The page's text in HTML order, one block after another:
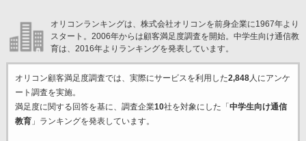
オリコンランキングは、株式会社オリコンを前身企業に1967年より
スタート。2006年からは顧客満足度調査を開始。中学生向け通信教
育は、2016年よりランキングを発表しています。
オリコン顧客満足度調査では、実際にサービスを利用した2,848人にアンケ
ート調査を実施。
満足度に関する回答を基に、調査企業10社を対象にした「 中学生向け通信
教育」ランキングを発表しています。